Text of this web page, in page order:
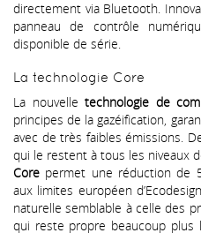
directement via Bluetooth.
panneau de contrôle
disponible de série.
La technologie Core
La nouvelle technologie de
principes de la gazéification,
avec de très faibles émissions.
qui le restent à tous les niveaux
Core permet une réduction de
aux limites européen
naturelle semblable à celle des
qui reste propre beaucoup plus